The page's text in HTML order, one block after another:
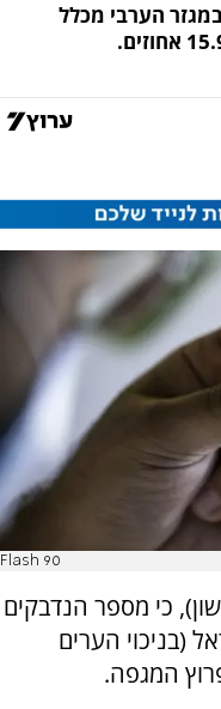
הערבי מכלל
Flash 90
כי מספר הנדבקים
(בניכוי הערים